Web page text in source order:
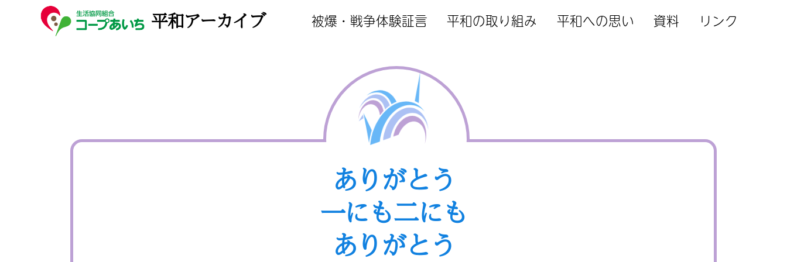
平和アーカイブ 被爆・戦争体験証言 平和の取り組み 平和への思い 資料 リンク
ありがとう
一にも二にも
ありがとう